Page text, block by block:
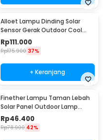
Alloet Lampu Dinding Solar
Sensor Gerak Outdoor Cool
White 50 LED - LE66
Rp111.000
Rp175.900 37%
+ Keranjang
Finether Lampu Taman Lebah
Solar Panel Outdoor Lamp
Waterproof IP65 50 LED - BE306
Rp46.400
Rp78.900 42%